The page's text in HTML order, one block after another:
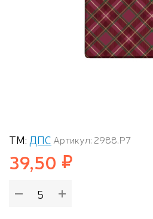
ТМ: ДПС Артикул: 2988.Р7
39,50